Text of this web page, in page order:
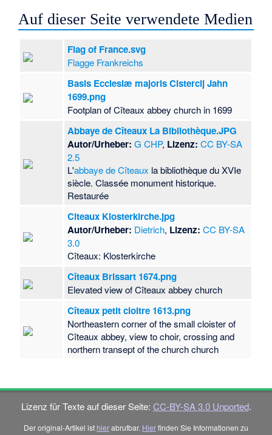
Auf dieser Seite verwendete Medien
Flag of France.svg
Flagge Frankreichs
Basis Ecclesiæ majoris Cistercij Jahn
1699.png
Footplan of Cîteaux abbey church in 1699
Abbaye de Cîteaux La Bibliothèque.JPG
Autor/Urheber: G CHP, Lizenz: CC BY-SA
2.5
L'abbaye de Cîteaux la bibliothèque du XVIe
siècle. Classée monument historique.
Restaurée
Citeaux Klosterkirche.jpg
Autor/Urheber: Dietrich, Lizenz: CC BY-SA
3.0
Cîteaux: Klosterkirche
Cîteaux Brissart 1674.png
Elevated view of Cîteaux abbey church
Cîteaux petit cloitre 1613.png
Northeastern corner of the small cloister of
Cîteaux abbey, view to choir, crossing and
northern transept of the church church
Lizenz für Texte auf dieser Seite: CC-BY-SA 3.0 Unported.
Der original-Artikel ist hierabrufbar. Hierfinden Sie Informationen zu